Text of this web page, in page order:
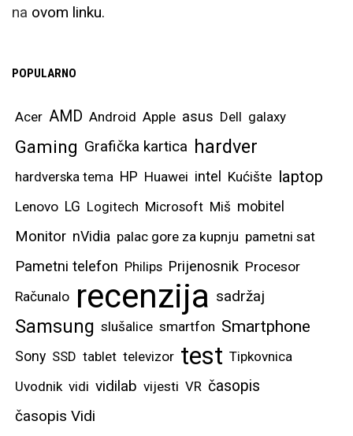
na ovom linku.
POPULARNO
Acer AMD Android Apple asus Dell galaxy
Gaming Grafička kartica hardver
hardverska tema HP Huawei intel Kućište laptop
Lenovo LG Logitech Microsoft Miš mobitel
Monitor nVidia palac gore za kupnju pametni sat
Pametni telefon Philips Prijenosnik Procesor
Računalo recenzija sadržaj
Samsung slušalice smartfon Smartphone
Sony SSD tablet televizor test Tipkovnica
Uvodnik vidi vidilab vijesti VR časopis
časopis Vidi